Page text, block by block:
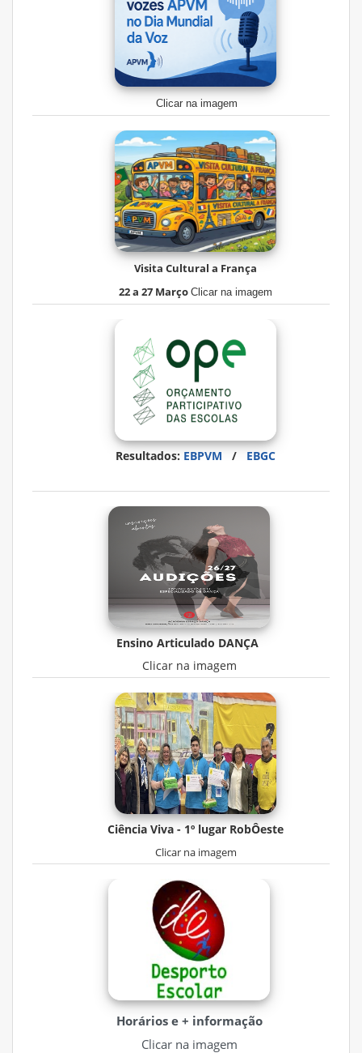
Clicar na imagem
Visita Cultural a França
22 a 27 Março Clicar na imagem
Resultados: EBPVM / EBGC
Ensino Articulado DANÇA
Clicar na imagem
Ciência Viva - 1º lugar RobÔeste
Clicar na imagem
Horários e + informação
Clicar na imagem